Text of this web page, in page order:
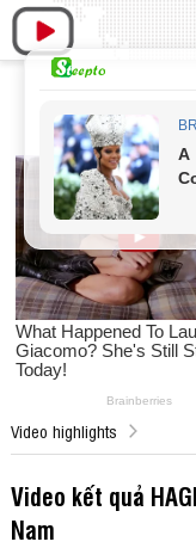
Video highlights
Video kết quả
Nam